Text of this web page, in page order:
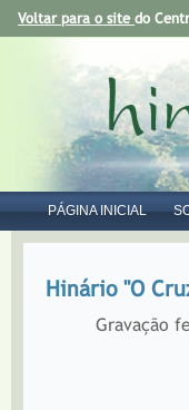
PÁGINA INICIAL
Voltar para o site do
Hinário "O
Gravação feita